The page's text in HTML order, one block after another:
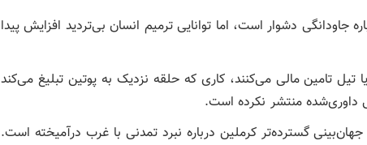
دشوار است، اما توانایی ترمیم انسان بی‌تردید افزایش پیدا
تامین مالی می‌کنند، کاری که حلقه نزدیک به پوتین تبلیغ می‌کند
داوری‌شده منتشر نکرده است.
گسترده‌تر کرملین درباره نبرد تمدنی با غرب درآمیخته است.